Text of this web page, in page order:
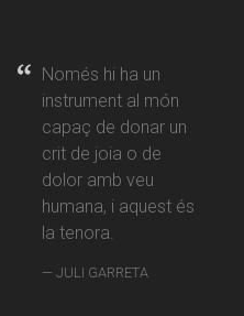
Només hi ha un
instrument al món
capaç de donar un
crit de joia o de
dolor amb veu
humana, i aquest és
la tenora.
JULI GARRETA